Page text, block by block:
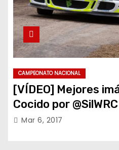
CAMPEONATO NACIONAL
[VÍDEO] Mejores
Cocido por @SilWRC
Mar 6, 2017